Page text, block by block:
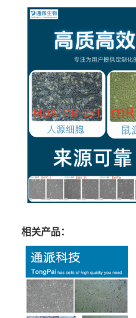
相关产品：